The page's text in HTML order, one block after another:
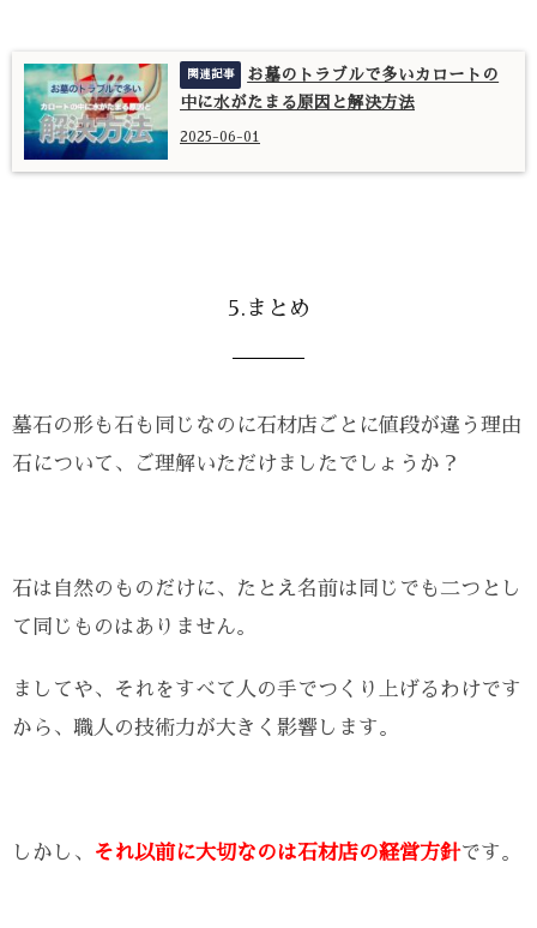
お墓のトラブルで多いカロートの
中に水がたまる原因と解決方法
2025-06-01
5.まとめ
墓石の形も石も同じなのに石材店ごとに値段が違う理由
石について、ご理解いただけましたでしょうか？
石は自然のものだけに、たとえ名前は同じでも二つとし
て同じものはありません。
ましてや、それをすべて人の手でつくり上げるわけです
から、職人の技術力が大きく影響します。
しかし、 それ以前に大切なのは石材店の経営方針です。